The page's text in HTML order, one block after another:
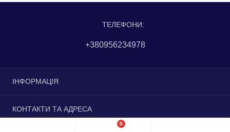
0
ТЕЛЕФОНИ:
+380956234978
ІНФОРМАЦІЯ
Повернення та обмін
КОНТАКТИ ТА АДРЕСА
вулиця Незалежності, 27, Дніпро, Дніпропетровська